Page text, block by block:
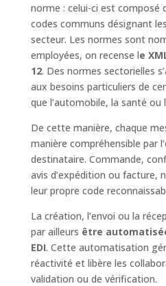
norme : celui-ci est composé
codes communs désignant
secteur. Les normes sont
employées, on recense le
12. Des normes sectorielles
aux besoins particuliers de
que l’automobile, la santé
De cette manière, chaque
manière compréhensible par
destinataire. Commande,
avis d’expédition ou facture,
leur propre code
La création, l’envoi ou la
par ailleurs être
EDI. Cette automatisation
réactivité et libère les
validation ou de vérification.